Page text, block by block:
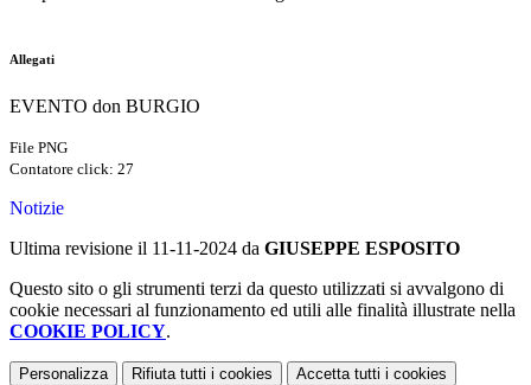
Allegati
EVENTO don BURGIO
File PNG
Contatore click: 27
Notizie
Ultima revisione il 11-11-2024 da GIUSEPPE ESPOSITO
Questo sito o gli strumenti terzi da questo utilizzati si avvalgono di
cookie necessari al funzionamento ed utili alle finalità illustrate nella
COOKIE POLICY.
Personalizza Rifiuta tutti i cookies Accetta tutti i cookies